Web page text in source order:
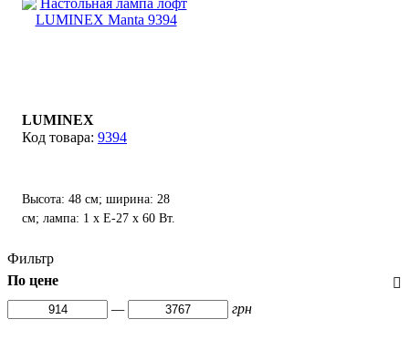
LUMINEX
9394
Высота: 48 см; ширина: 28
см; лампа: 1 х Е-27 х 60 Вт.
Фильтр
По цене
—
грн